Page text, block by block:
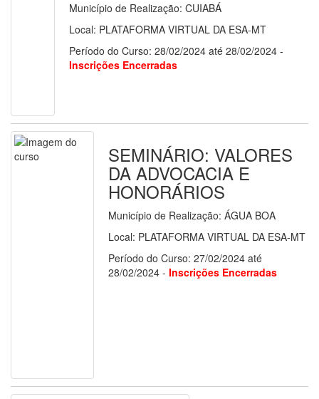
Município de Realização: CUIABÁ
Local: PLATAFORMA VIRTUAL DA ESA-MT
Período do Curso: 28/02/2024 até 28/02/2024 -
Inscrições Encerradas
SEMINÁRIO: VALORES
DA ADVOCACIA E
HONORÁRIOS
Município de Realização: ÁGUA BOA
Local: PLATAFORMA VIRTUAL DA ESA-MT
Período do Curso: 27/02/2024 até
28/02/2024 - Inscrições Encerradas